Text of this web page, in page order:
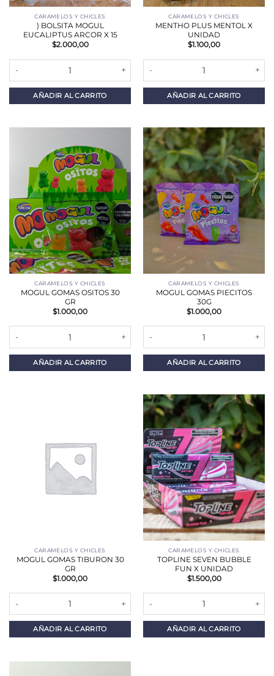
CARAMELOS Y CHICLES
) BOLSITA MOGUL
EUCALIPTUS ARCOR X 15
$2.000,00
AÑADIR AL CARRITO
CARAMELOS Y CHICLES
MENTHO PLUS MENTOL X
UNIDAD
$1.100,00
AÑADIR AL CARRITO
CARAMELOS Y CHICLES
MOGUL GOMAS OSITOS 30
GR
$1.000,00
AÑADIR AL CARRITO
CARAMELOS Y CHICLES
MOGUL GOMAS PIECITOS
30G
$1.000,00
AÑADIR AL CARRITO
CARAMELOS Y CHICLES
MOGUL GOMAS TIBURON 30
GR
$1.000,00
MOGUL GOMAS TIBURON 30 GR cantidad
AÑADIR AL CARRITO
CARAMELOS Y CHICLES
TOPLINE SEVEN BUBBLE
FUN X UNIDAD
$1.500,00
TOPLINE SEVEN BUBBLE FUN
AÑADIR AL CARRITO